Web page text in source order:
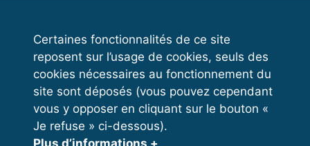
Certaines fonctionnalités de ce site
reposent sur l’usage de cookies, seuls des
cookies nécessaires au fonctionnement du
site sont déposés (vous pouvez cependant
vous y opposer en cliquant sur le bouton «
Je refuse » ci-dessous).
Plus d’informations +
VOS ESPACES
Espace dirigeant
Espace licencié